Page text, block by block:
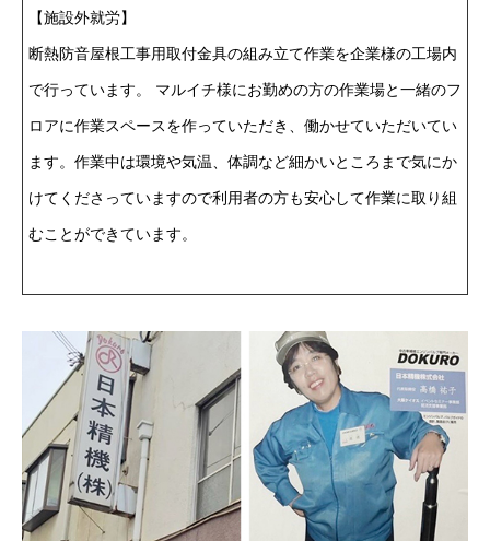
【施設外就労】
断熱防音屋根工事用取付金具の組み立て作業を企業様の工場内
で行っています。 マルイチ様にお勤めの方の作業場と一緒のフ
ロアに作業スペースを作っていただき、働かせていただいてい
ます。作業中は環境や気温、体調など細かいところまで気にか
けてくださっていますので利用者の方も安心して作業に取り組
むことができています。